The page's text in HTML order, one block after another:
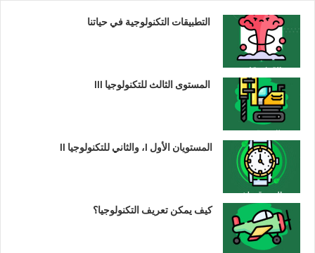
التطبيقات التكنولوجية في حياتنا
المستوى الثالث للتكنولوجيا III
المستويان الأول I، والثاني للتكنولوجيا II
كيف يمكن تعريف التكنولوجيا؟